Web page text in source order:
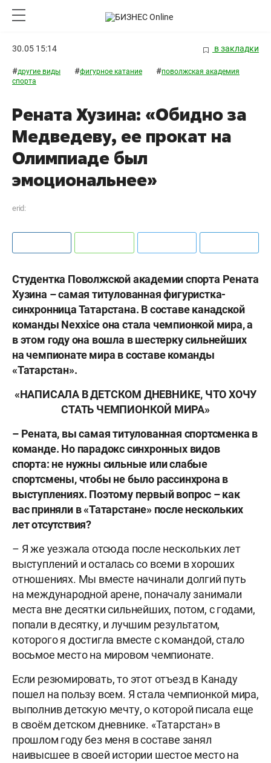
30.05 15:14 в закладки
#другие виды #фигурное катание #поволжская академия
спорта
Рената Хузина: «Обидно за
Медведеву, ее прокат на
Олимпиаде был
эмоциональнее»
erid:
Студентка Поволжской академии спорта Рената
Хузина – самая титулованная фигуристка-
синхронница Татарстана. В составе канадской
команды Nexxice она стала чемпионкой мира, а
вэтом году она вошла в шестерку сильнейших
на чемпионате мира в составе команды
«Татарстан».
«НАПИСАЛА В ДЕТСКОМ ДНЕВНИКЕ, ЧТО ХОЧУ
СТАТЬ ЧЕМПИОНКОЙ МИРА»
– Рената, вы самая титулованная спортсменка в
команде. Но парадокс синхронных видов
спорта: не нужны сильные или слабые
спортсмены, чтобы не было рассинхрона в
выступлениях. Поэтому первый вопрос – как
вас приняли в «Татарстане» после нескольких
лет отсутствия?
– Я же уезжала отсюда после нескольких лет
выступлений и осталась со всеми в хороших
отношениях. Мы вместе начинали долгий путь
на международной арене, поначалу занимали
места вне десятки сильнейших, потом, с годами,
попали в десятку, и лучшим результатом,
которого я достигла вместе с командой, стало
восьмое место на мировом чемпионате.
Если резюмировать, то этот отъезд в Канаду
пошел на пользу всем. Я стала чемпионкой мира,
выполнив детскую мечту, о которой писала еще
в своём детском дневнике. «Татарстан» в
прошлом году без меня в составе занял
наивысшее в своей истории шестое место на